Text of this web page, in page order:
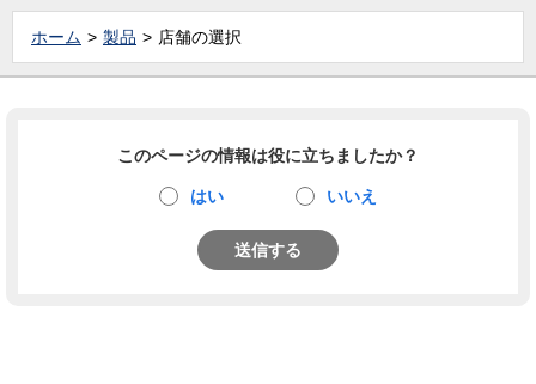
ホーム 製品 店舗の選択
このページの情報は役に立ちましたか？
はい いいえ
送信する